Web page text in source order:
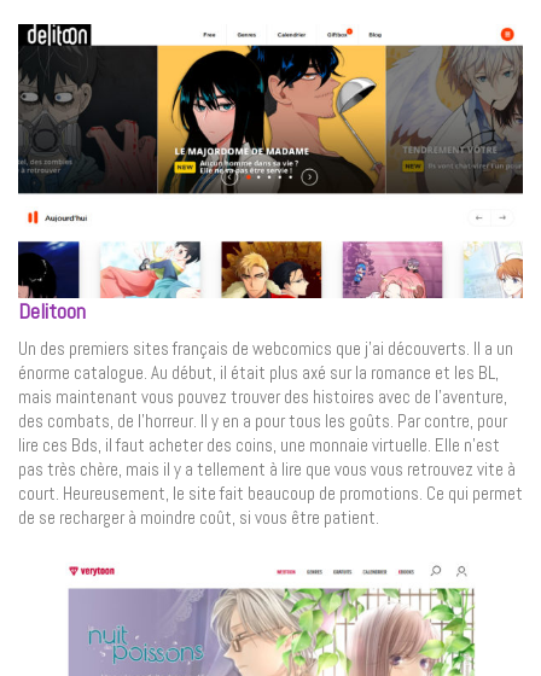
Delitoon
Un des premiers sites français de webcomics que j’ai découverts. Il a un
énorme catalogue. Au début, il était plus axé sur la romance et les BL,
mais maintenant vous pouvez trouver des histoires avec de l’aventure,
des combats, de l’horreur. Il y en a pour tous les goûts. Par contre, pour
lire ces Bds, il faut acheter des coins, une monnaie virtuelle. Elle n’est
pas très chère, mais il y a tellement à lire que vous vous retrouvez vite à
court. Heureusement, le site fait beaucoup de promotions. Ce qui permet
de se recharger à moindre coût, si vous être patient.